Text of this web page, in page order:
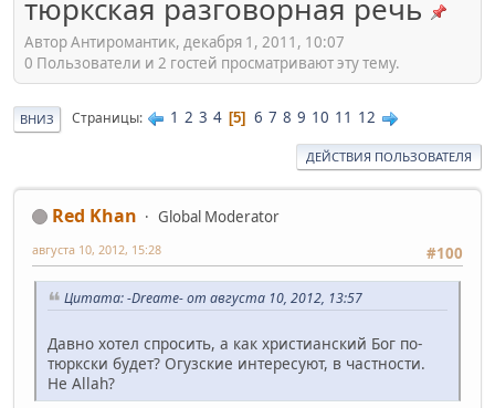
тюркская разговорная речь
Автор Антиромантик, декабря 1, 2011, 10:07
0 Пользователи и 2 гостей просматривают эту тему.
ВНИЗ Страницы 1 2 3 4 5 6 7 8 9 10 11 12
ДЕЙСТВИЯ ПОЛЬЗОВАТЕЛЯ
Red Khan
Global Moderator
#100
августа 10, 2012, 15:28
Цитата: -Dreame- от августа 10, 2012, 13:57
Давно хотел спросить, а как христианский Бог по-
тюркски будет? Огузские интересуют, в частности.
Не Allah?